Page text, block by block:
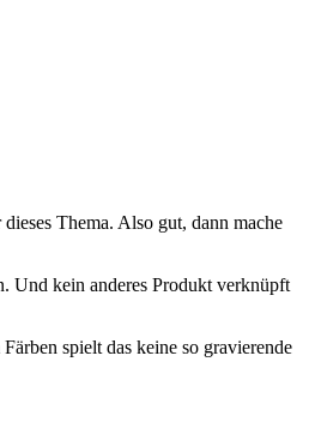
Thema. Also gut, dann mache
Und kein anderes Produkt verknüpft
spielt das keine so gravierende